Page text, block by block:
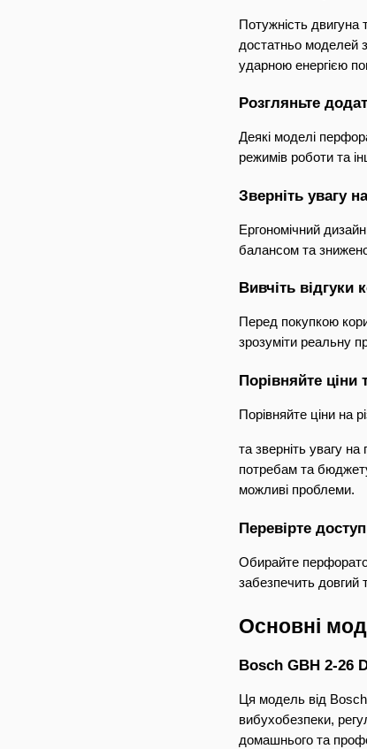
Потужність
достатньо моделей
ударною енергією
Розгляньте
Деякі моделі
режимів роботи та
Зверніть увагу
Ергономічний
балансом та
Вивчіть відгуки
Перед покупкою
зрозуміти реальну
Порівняйте ціни
Порівняйте ціни на
та зверніть увагу
потребам та
можливі проблеми.
Перевірте
Обирайте
забезпечить довгий
Основні
Bosch GBH 2-26
Ця модель від
вибухобезпеки,
домашнього та